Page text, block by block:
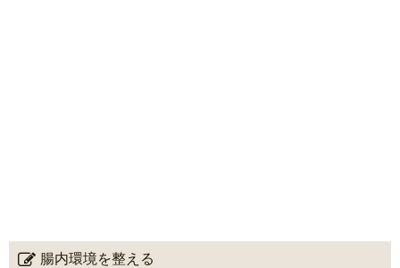
腸内環境を整える